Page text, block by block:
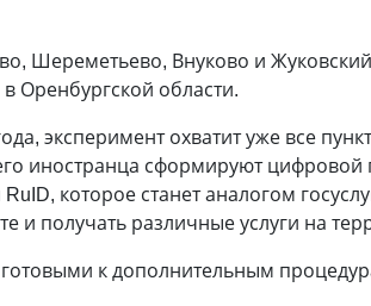
Шереметьево, Внуково и
Оренбургской области.
эксперимент охватит уже все
иностранца сформируют цифровой
которое станет аналогом
и получать различные услуги на
к дополнительным